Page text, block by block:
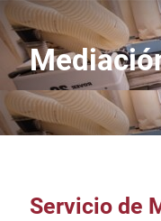
Servicio de